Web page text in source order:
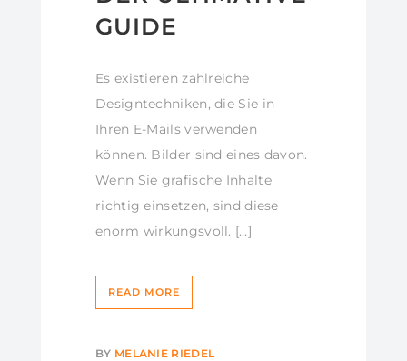
GUIDE
Es existieren zahlreiche
Designtechniken, die Sie in
Ihren E-Mails verwenden
können. Bilder sind eines davon.
Wenn Sie grafische Inhalte
richtig einsetzen, sind diese
enorm wirkungsvoll. […]
READ MORE
BY MELANIE RIEDEL